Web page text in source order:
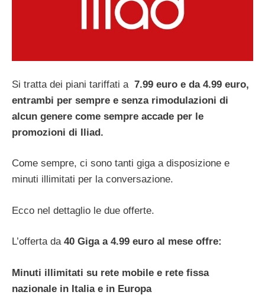
Si tratta dei piani tariffati a 7.99 euro e da 4.99 euro,
entrambi per sempre e senza rimodulazioni di
alcun genere come sempre accade per le
promozioni di Iliad.
Come sempre, ci sono tanti giga a disposizione e
minuti illimitati per la conversazione.
Ecco nel dettaglio le due offerte.
L’offerta da 40 Giga a 4.99 euro al mese offre:
Minuti illimitati su rete mobile e rete fissa
nazionale in Italia e in Europa